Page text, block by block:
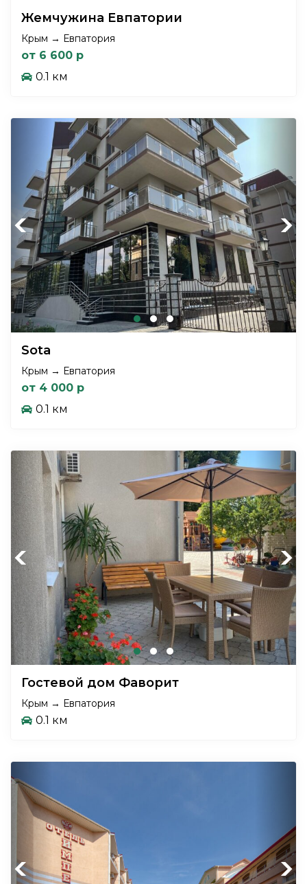
Жемчужина Евпатории
Крым → Евпатория
от 6 600 р
0.1 км
Previous Next
Sota
Крым → Евпатория
от 4 000 р
0.1 км
Previous Next
Гостевой дом Фаворит
Крым → Евпатория
0.1 км
Previous Next